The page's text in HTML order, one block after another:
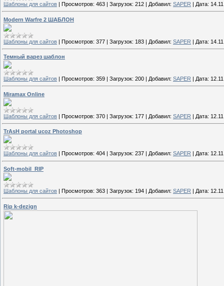
Шаблоны для сайтов | Просмотров: 463 | Загрузок: 212 | Добавил: SAPER | Дата:
Modern Warfre 2 ШАБЛОН
Шаблоны для сайтов | Просмотров: 377 | Загрузок: 183 | Добавил: SAPER | Дата:
Темный варез шаблон
Шаблоны для сайтов | Просмотров: 359 | Загрузок: 200 | Добавил: SAPER | Дата:
Miramax Online
Шаблоны для сайтов | Просмотров: 370 | Загрузок: 177 | Добавил: SAPER | Дата:
TrAsH portal ucoz Photoshop
Шаблоны для сайтов Просмотров: 404 Загрузок: 237 Добавил: SAPER Дата:
Soft-mobil_RIP
Шаблоны для сайтов | Просмотров: 363 | Загрузок: 194 | Добавил: SAPER | Дата:
Rip k-dezign